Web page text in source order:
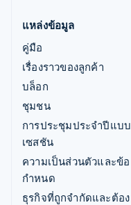
แหล่งข้อมูล
คู่มือ
เรื่องราวของลูกค้า
บล็อก
ชุมชน
การประชุมประจำปีแบบ
เซสชัน
ความเป็นส่วนตัวและข้อ
กำหนด
ธุรกิจที่ถูกจำกัดและต้อง